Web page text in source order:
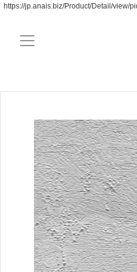
https://jp.anais.biz/Product/Detail/view/